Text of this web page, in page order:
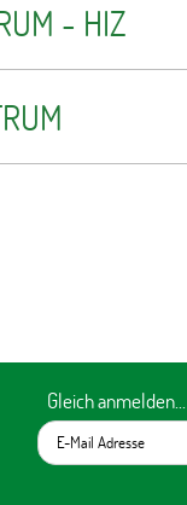
- HIZ
Gleich anmelden...